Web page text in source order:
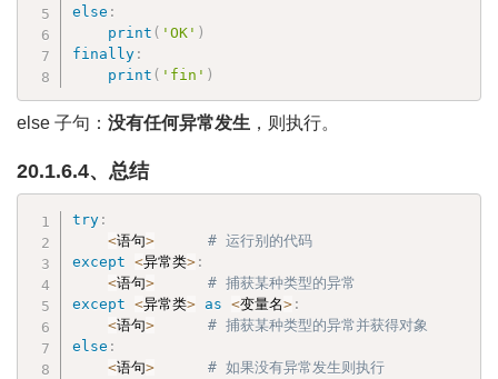
else :
print ( 'OK' )
finally :
print ( 'fin' )
else 子句： 没有任何异常发生 ，则执行。
20.1.6.4、总结
try :
<语句>
# 运行别的代码
except
<异常类> :
<语句>
# 捕获某种类型的异常
except
<异常类> as <变量名> :
<语句>
# 捕获某种类型的异常并获得对象
else :
<语句>
# 如果没有异常发生则执行